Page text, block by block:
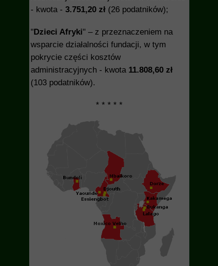
- kwota - 3.751,20 zł (26 podatników);
"Dzieci Afryki" – z przeznaczeniem na
wsparcie działalności fundacji, w tym
pokrycie części kosztów
administracyjnych - kwota 11.808,60 zł
(103 podatników).
* * * * *